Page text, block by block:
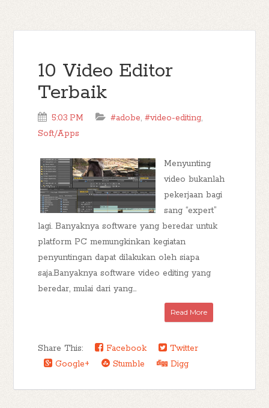
10 Video Editor
Terbaik
5:03 PM #adobe,#video-editing,
Soft/Apps
Menyunting
video bukanlah
pekerjaan bagi
sang “expert”
lagi. Banyaknya software yang beredar untuk
platform PC memungkinkan kegiatan
penyuntingan dapat dilakukan oleh siapa
saja.Banyaknya software video editing yang
beredar, mulai dari yang...
Read More
Share This: Facebook
Twitter
Google+
Stumble Digg